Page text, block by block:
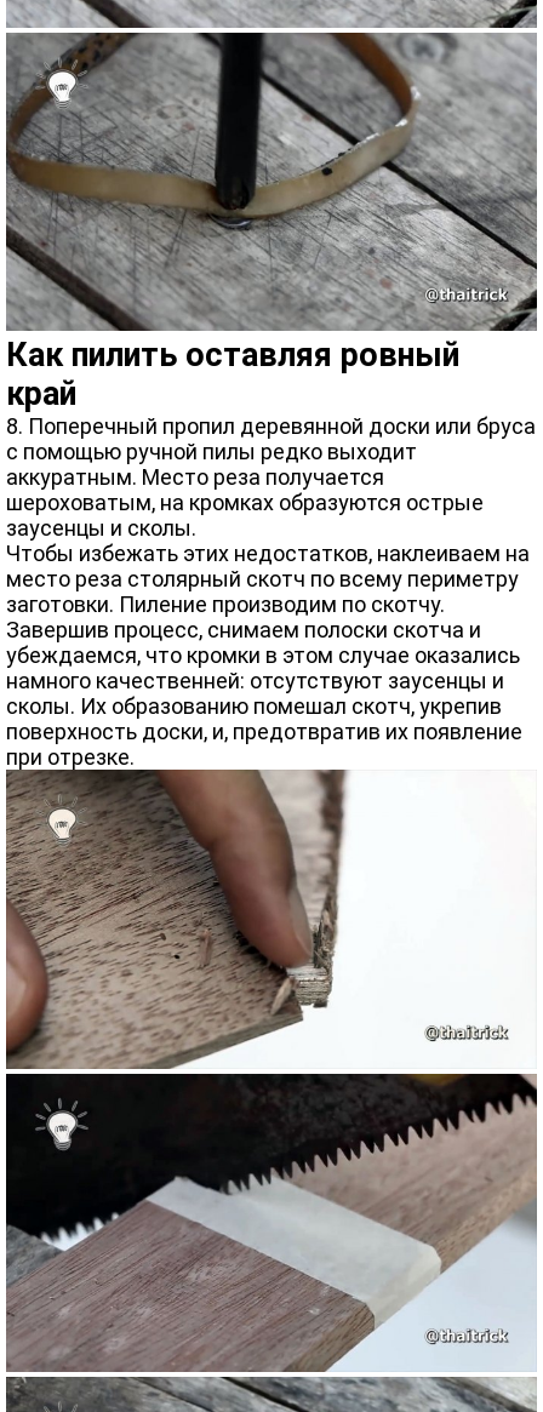
Как пилить оставляя ровный
край
8. Поперечный пропил деревянной доски или бруса
с помощью ручной пилы редко выходит
аккуратным. Место реза получается
шероховатым, на кромках образуются острые
заусенцы и сколы.
Чтобы избежать этих недостатков, наклеиваем на
место реза столярный скотч по всему периметру
заготовки. Пиление производим по скотчу.
Завершив процесс, снимаем полоски скотча и
убеждаемся, что кромки в этом случае оказались
намного качественней: отсутствуют заусенцы и
сколы. Их образованию помешал скотч, укрепив
поверхность доски, и, предотвратив их появление
при отрезке.